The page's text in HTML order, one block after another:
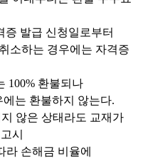
증 발급 신청일로부터
소하는 경우에는 자격증
100% 환불되나
에는 환불하지 않는다.
않은 상태라도 교재가
시
라 손해금 비율에